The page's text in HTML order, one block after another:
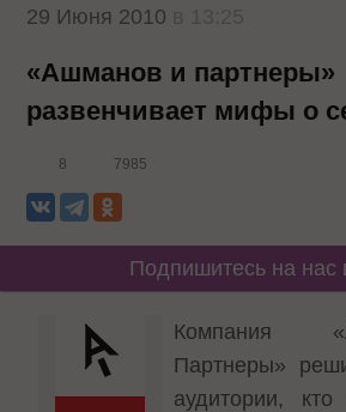
29 Июня 2010
«Ашманов и партнеры»
развенчивает мифы о
8 7985
Подпишитесь на нас
Компания
Партнеры»
аудитории,